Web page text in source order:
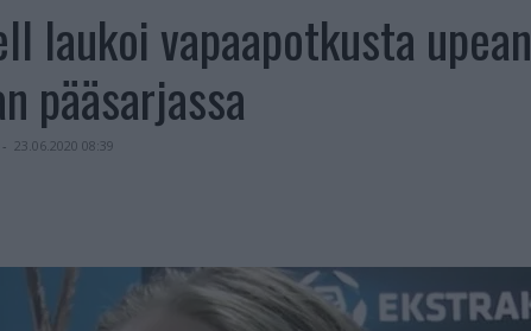
laukoi vapaapotkusta upean
pääsarjassa
- 23.06.2020 08:39